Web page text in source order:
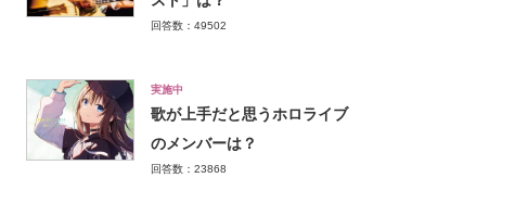
回答数：49502
実施中
歌が上手だと思うホロライブ
のメンバーは？
回答数：23868